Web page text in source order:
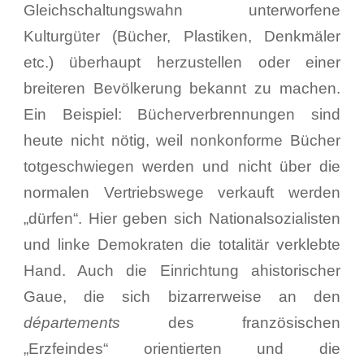
Gleichschaltungswahn unterworfene
Kulturgüter (Bücher, Plastiken, Denkmäler
etc.) überhaupt herzustellen oder einer
breiteren Bevölkerung bekannt zu machen.
Ein Beispiel: Bücherverbrennungen sind
heute nicht nötig, weil nonkonforme Bücher
totgeschwiegen werden und nicht über die
normalen Vertriebswege verkauft werden
„dürfen“. Hier geben sich Nationalsozialisten
und linke Demokraten die totalitär verklebte
Hand. Auch die Einrichtung ahistorischer
Gaue, die sich bizarrerweise an den
départements des französischen
„Erzfeindes“ orientierten und die